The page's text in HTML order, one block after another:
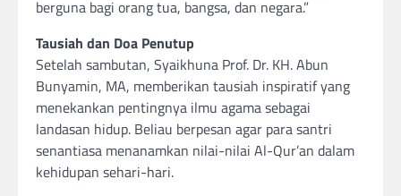
berguna bagi orang tua, bangsa, dan negara.”
Tausiah dan Doa Penutup
Setelah sambutan, Syaikhuna Prof. Dr. KH. Abun
Bunyamin, MA, memberikan tausiah inspiratif yang
menekankan pentingnya ilmu agama sebagai
landasan hidup. Beliau berpesan agar para santri
senantiasa menanamkan nilai-nilai Al-Qur’an dalam
kehidupan sehari-hari.